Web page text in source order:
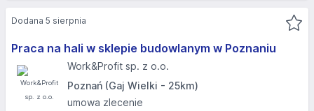
Praca na hali w sklepie budowlanym w Poznaniu
Work&Profit sp. z o.o.
Poznań (Gaj Wielki - 25km)
umowa zlecenie
Dodana 5 sierpnia